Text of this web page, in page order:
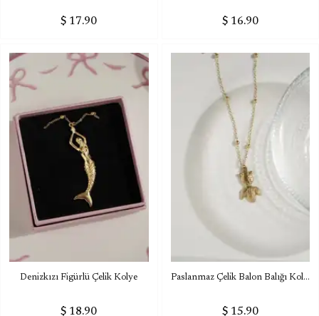
$ 17.90 $ 16.90
Denizkızı Figürlü Çelik Kolye
$ 18.90
Paslanmaz Çelik Balon Balığı Kolye
$ 15.90